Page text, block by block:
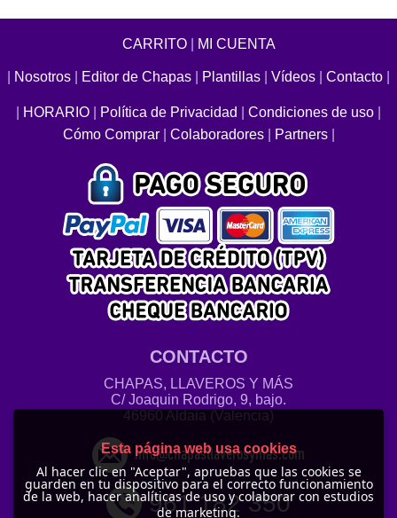
CARRITO| MI CUENTA
Nosotros Editor de Chapas Plantillas Vídeos Contacto
HORARIO Política de Privacidad Condiciones de uso
Cómo Comprar
Colaboradores Partners
CONTACTO
CHAPAS, LLAVEROS Y MÁS
C/ Joaquin Rodrigo, 9, bajo.
46960 Aldaia (Valencia)
info@chapasllaverosymas.com
961 182 350
Esta página web usa cookies
Al hacer clic en "Aceptar", apruebas que las cookies se
guarden en tu dispositivo para el correcto funcionamiento
de la web, hacer analíticas de uso y colaborar con estudios
de marketing.